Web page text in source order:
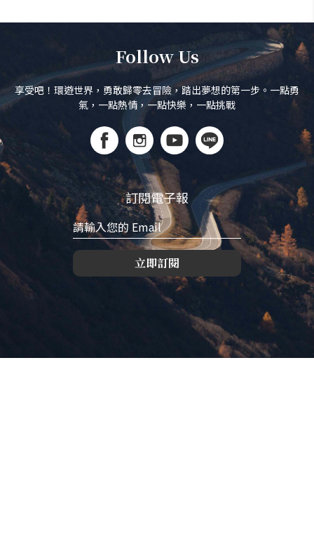
Follow Us
享受吧！環遊世界，勇敢歸零去冒險，踏出夢想的第一步。一點勇
氣，一點熱情，一點快樂，一點挑戰
訂閱電子報
立即訂閱